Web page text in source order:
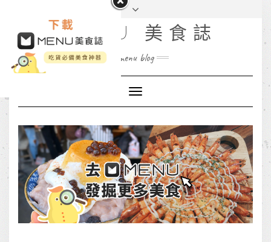
MENU 美食誌
menu blog
Toggle
Navigation